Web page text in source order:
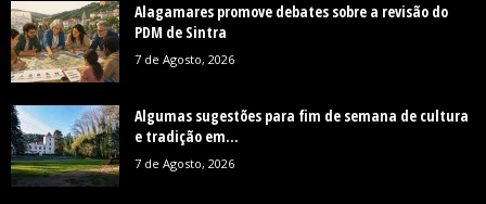
Alagamares promove debates sobre a revisão do
PDM de Sintra
7 de Agosto, 2026
Algumas sugestões para fim de semana de cultura
e tradição em...
7 de Agosto, 2026